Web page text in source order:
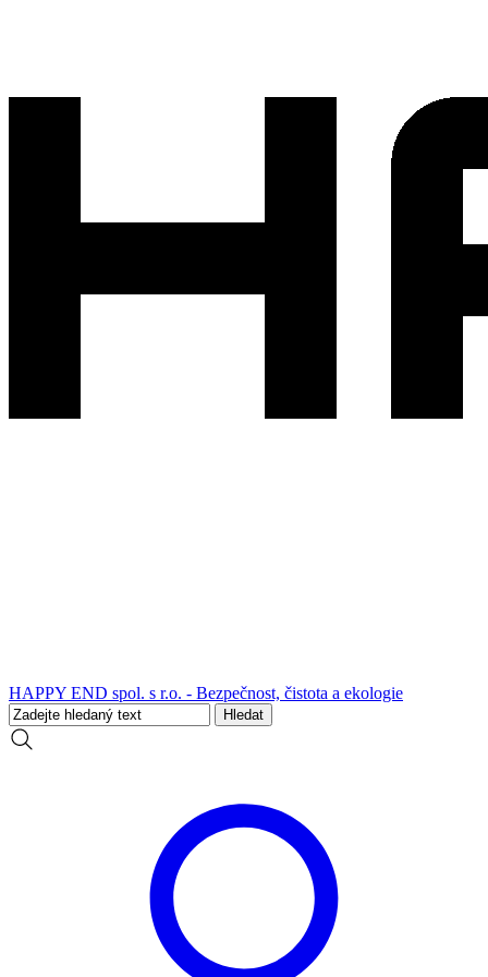
HAPPY END spol. s r.o. - Bezpečnost, čistota a ekologie